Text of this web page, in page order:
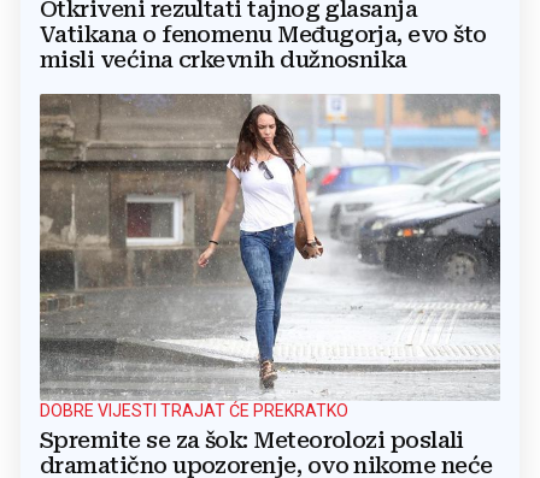
Otkriveni rezultati tajnog glasanja
Vatikana o fenomenu Međugorja, evo što
misli većina crkevnih dužnosnika
DOBRE VIJESTI TRAJAT ĆE PREKRATKO
Spremite se za šok: Meteorolozi poslali
dramatično upozorenje, ovo nikome neće